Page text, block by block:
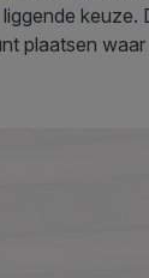
keuze.
plaatsen waar